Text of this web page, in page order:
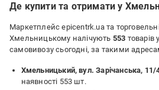
Де купити та отримати у
Маркетплейс epicentrk.ua та
Хмельницькому налічують 553 товарів
самовивозу сьогодні, за такими
Хмельницький, вул. Зарічанська, 11/
наявності 553 шт.